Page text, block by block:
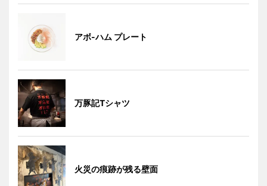
アボ-ハム プレート
万豚記Tシャツ
火災の痕跡が残る壁面